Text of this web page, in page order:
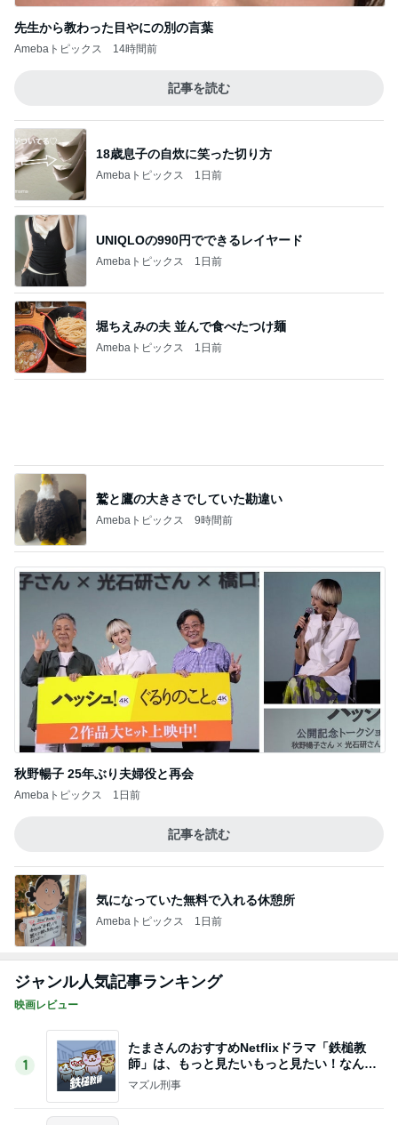
Amebaトピックス 1日前
堀ちえみの夫 並んで食べたつけ麺
Amebaトピックス 1日前
鷲と鷹の大きさでしていた勘違い
Amebaトピックス 9時間前
秋野暢子 25年ぶり夫婦役と再会
Amebaトピックス
記事を読む
気になっていた無料で入れる休憩所
Amebaトピックス 1日前
ジャンル人気記事ランキング
映画レビュー
たまさんのおすすめNetflixドラマ「鉄槌教
師」は、もっと見たいもっと見たい！なんで1
マズル刑事
2
連ドラについてじっくり語るブログ
3
『あなたが猟奇殺人犯を裁く日』 被告人の
一挙手一投足が目の前に浮かぶリアルさ
4
スペインバスクからこんにちは！診療日記＆
日常エピソード106
水谷孝のブログ「つれづれなるままに」